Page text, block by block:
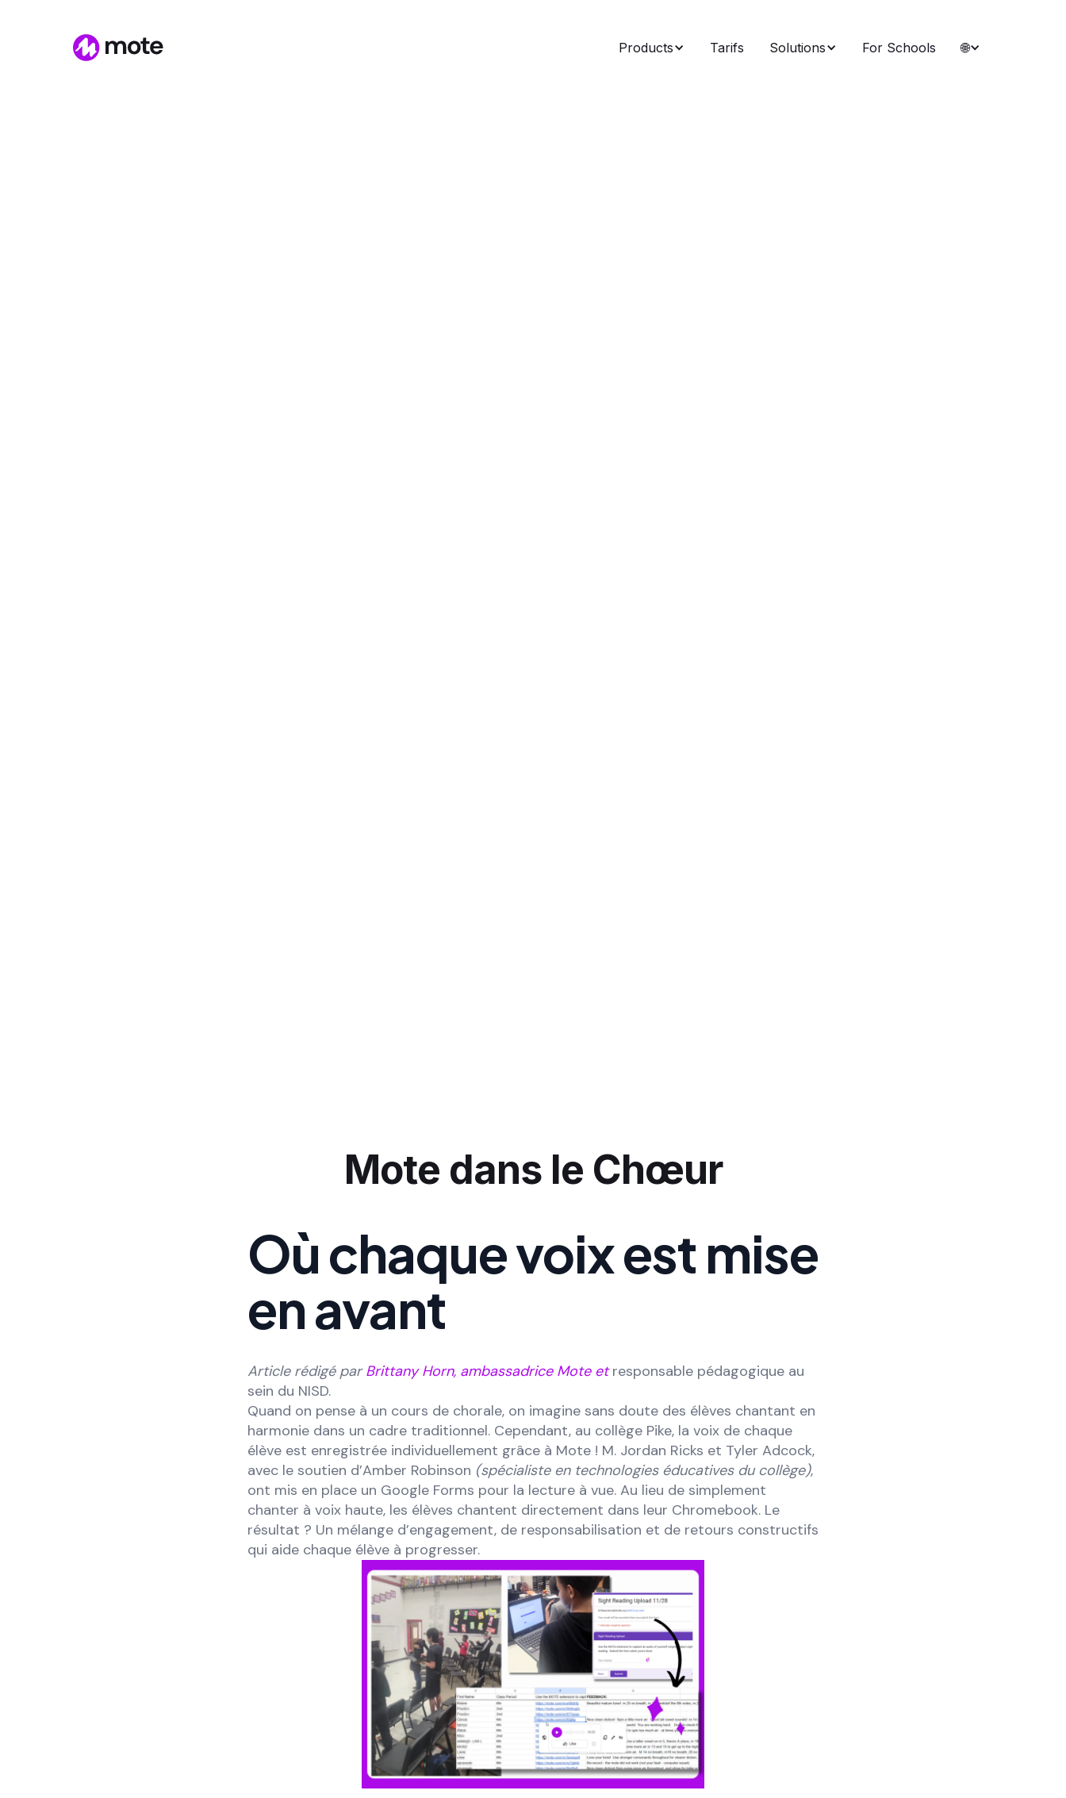
Products Tarifs Solutions For Schools 🌐
Mote dans le Chœur
Où chaque voix est mise
en avant
Article rédigé parBrittany Horn, ambassadrice Mote etresponsable pédagogique au
sein du NISD.
Quand on pense à un cours de chorale, on imagine sans doute des élèves chantant en
harmonie dans un cadre traditionnel. Cependant, au collège Pike, la voix de chaque
élève est enregistrée individuellement grâce à Mote ! M. Jordan Ricks et Tyler Adcock,
avec le soutien d’Amber Robinson (spécialiste en technologies éducatives du collège),
ont mis en place un Google Forms pour la lecture à vue. Au lieu de simplement
chanter à voix haute, les élèves chantent directement dans leur Chromebook. Le
résultat ? Un mélange d’engagement, de responsabilisation et de retours constructifs
qui aide chaque élève à progresser.